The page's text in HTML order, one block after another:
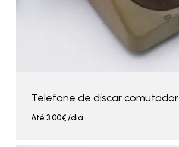
Telefone de discar comutador
Até 3.00€/dia